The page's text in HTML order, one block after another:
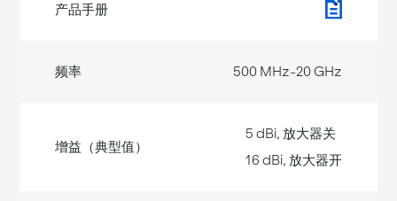
500 MHz-20 GHz
5 dBi, 放大器关
16 dBi, 放大器开